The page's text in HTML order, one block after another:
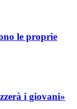
le proprie
i giovani»